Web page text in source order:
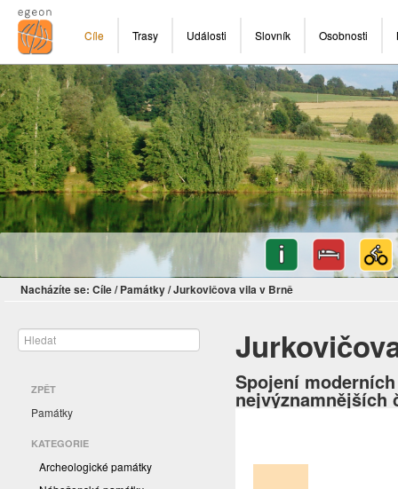
Cíle Trasy Události Slovník Osobnosti
Nacházíte se: Cíle/ Památky/Jurkovičova vila v Brně
ZPĚT
Památky
KATEGORIE
Archeologické památky
Spojení
nejvýznamnějších